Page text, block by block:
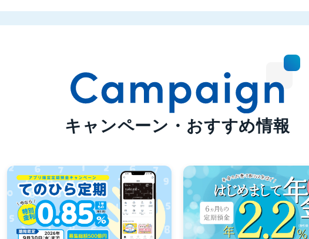
キャンペーン・おすすめ情報